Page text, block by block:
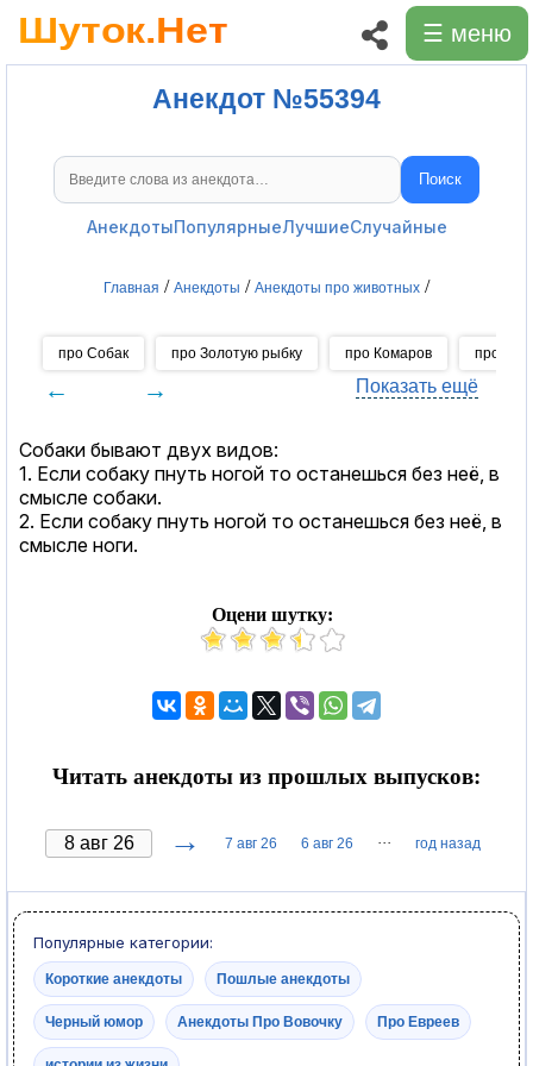
☰ меню
Анекдот №55394
Поиск анекдотов Поиск
АнекдотыПопулярныеЛучшиеСлучайные
Главная / Анекдоты / Анекдоты про животных /
про Собак про Золотую рыбку про Комаров про
← → Показать ещё
Собаки бывают двух видов:
1. Если собаку пнуть ногой то останешься без неё, в
смысле собаки.
2. Если собаку пнуть ногой то останешься без неё, в
смысле ноги.
Оцени шутку:
Читать анекдоты из прошлых выпусков:
→ 7 авг 26 6 авг 26 ··· год назад
Популярные категории:
Короткие анекдоты Пошлые анекдоты
Черный юмор Анекдоты Про Вовочку Про Евреев